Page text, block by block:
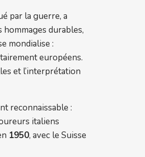
par la guerre, a
durables,
mondialise :
européens.
et l’interprétation
reconnaissable :
italiens
1950, avec le Suisse